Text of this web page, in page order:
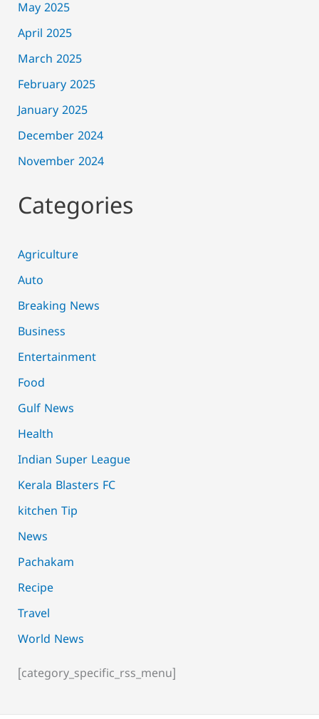
May 2025
April 2025
March 2025
February 2025
January 2025
December 2024
November 2024
Categories
Agriculture
Auto
Breaking News
Business
Entertainment
Food
Gulf News
Health
Indian Super League
Kerala Blasters FC
kitchen Tip
News
Pachakam
Recipe
Travel
World News
[category_specific_rss_menu]